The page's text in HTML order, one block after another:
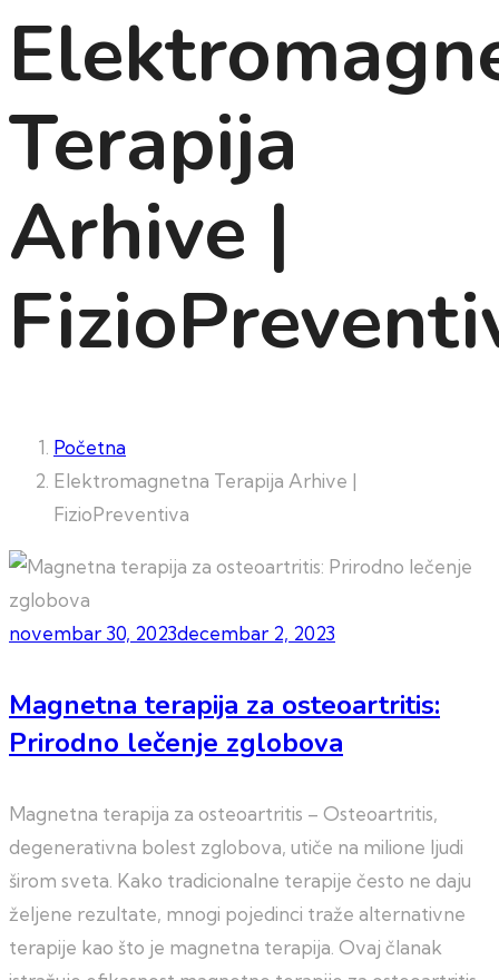
Terapija
Arhive |
Početna
Elektromagnetna Terapija Arhive |
FizioPreventiva
novembar 30, 2023decembar 2, 2023
Magnetna terapija za osteoartritis:
Prirodno lečenje zglobova
Magnetna terapija za osteoartritis – Osteoartritis,
degenerativna bolest zglobova, utiče na milione ljudi
širom sveta. Kako tradicionalne terapije često ne daju
željene rezultate, mnogi pojedinci traže alternativne
terapije kao što je magnetna terapija. Ovaj članak